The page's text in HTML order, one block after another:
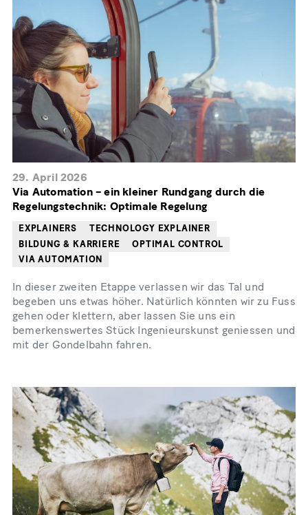
29. April 2026
Via Automation – ein kleiner Rundgang durch die
Regelungstechnik: Optimale Regelung
EXPLAINERS
TECHNOLOGY EXPLAINER
BILDUNG & KARRIERE
OPTIMAL CONTROL
VIA AUTOMATION
In dieser zweiten Etappe verlassen wir das Tal und
begeben uns etwas höher. Natürlich könnten wir zu Fuss
gehen oder klettern, aber lassen Sie uns ein
bemerkenswertes Stück Ingenieurskunst geniessen und
mit der Gondelbahn fahren.